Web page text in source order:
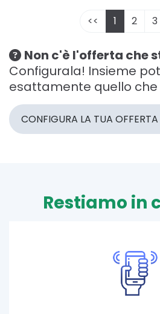
<< 1 2 3
Non c'è l'offerta che
Configurala! Insieme
esattamente quello che
CONFIGURA LA TUA
Restiamo in